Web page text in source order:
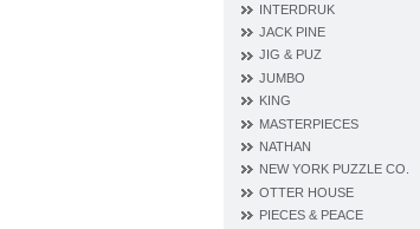
INTERDRUK
JACK PINE
JIG & PUZ
JUMBO
KING
MASTERPIECES
NATHAN
NEW YORK PUZZLE CO.
OTTER HOUSE
PIECES & PEACE